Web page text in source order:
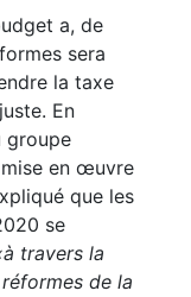
a, de
sera
la taxe
En
groupe
en œuvre
que les
se
travers la
de la